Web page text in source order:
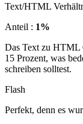
Text/HTML
Anteil : 1%
Das Text zu HTML
15 Prozent, was
schreiben solltest.
Flash
Perfekt, denn es